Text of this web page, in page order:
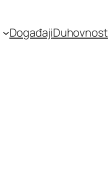
DogađajiDuhovnost